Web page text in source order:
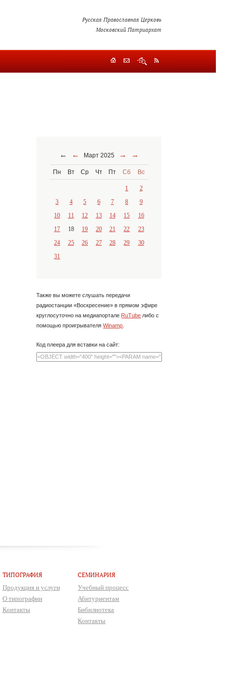
Русская Православная Церковь
Московский Патриархат
← ← Март 2025 → →
Пн Вт Ср Чт Пт Сб Вс
1
2
3
4 5 6 7 8
9
10
11 12 13 14 15
16
17
18 19 20 21 22
23
24
25 26 27 28 29
30
31
Также вы можете слушать передачи
радиостанции «Воскресение» в прямом эфире
круглосуточно на медиапортале RuTube либо с
помощью проигрывателяWinamp.
Код плеера для вставки на сайт:
ТИПОГРАФИЯ
Продукция и услуги
О типографии
Контакты
СЕМИНАРИЯ
Учебный процесс
Абитуриентам
Бибилиотека
Контакты